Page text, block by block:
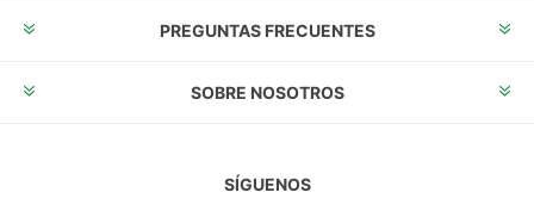
PREGUNTAS FRECUENTES
SOBRE NOSOTROS
SÍGUENOS